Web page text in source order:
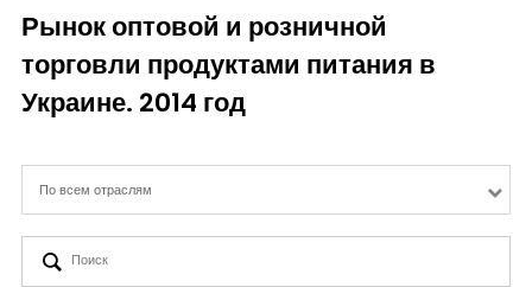
Компания
Новая реальность
Кейсы
Рынок оптовой и розничной
торговли продуктами питания в
Украине. 2014 год
По всем отраслям